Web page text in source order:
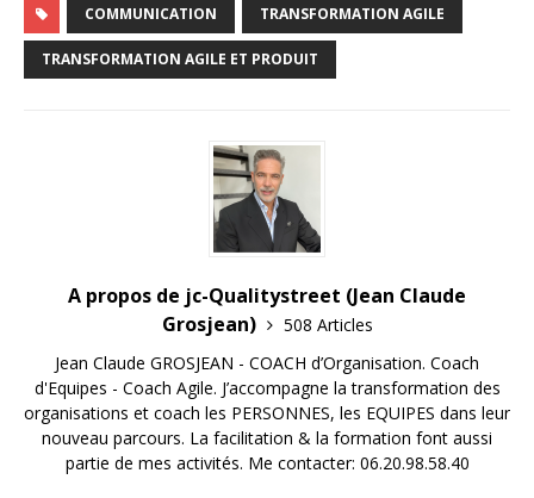
COMMUNICATION TRANSFORMATION AGILE
TRANSFORMATION AGILE ET PRODUIT
A propos de jc-Qualitystreet (Jean Claude
Grosjean)
508 Articles
Jean Claude GROSJEAN - COACH d’Organisation. Coach
d'Equipes - Coach Agile. J’accompagne la transformation des
organisations et coach les PERSONNES, les EQUIPES dans leur
nouveau parcours. La facilitation & la formation font aussi
partie de mes activités. Me contacter: 06.20.98.58.40